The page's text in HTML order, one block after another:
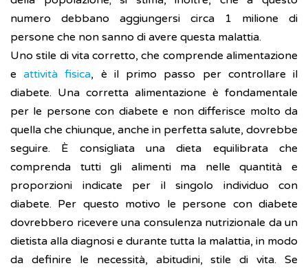
numero debbano aggiungersi circa 1 milione di
persone che non sanno di avere questa malattia.
Uno stile di vita corretto, che comprende alimentazione
eattività fisica, è il primo passo per controllare il
diabete. Una corretta alimentazione è fondamentale
per le persone con diabete e non differisce molto da
quella che chiunque, anche in perfetta salute, dovrebbe
seguire. È consigliata una dieta equilibrata che
comprenda tutti gli alimenti ma nelle quantità e
proporzioni indicate per il singolo individuo con
diabete. Per questo motivo le persone con diabete
dovrebbero ricevere una consulenza nutrizionale da un
dietista alla diagnosi e durante tutta la malattia, in modo
da definire le necessità, abitudini, stile di vita. Se